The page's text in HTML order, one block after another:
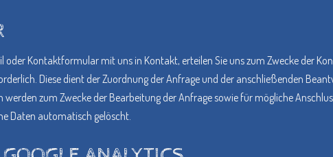
oder Kontaktformular mit uns in Kontakt, erteilen Sie uns zum Zwecke der
Diese dient der Zuordnung der Anfrage und der anschließenden
zum Zwecke der Bearbeitung der Anfrage sowie für mögliche
Daten automatisch gelöscht.